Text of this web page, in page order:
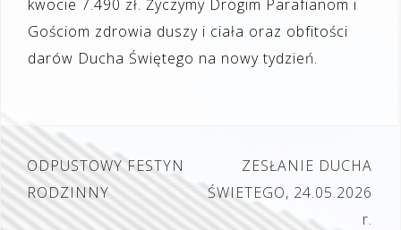
kwocie 7.490 zł. Życzymy Drogim Parafianom i
Gościom zdrowia duszy i ciała oraz obfitości
darów Ducha Świętego na nowy tydzień.
Nawigacja
wpisu
ODPUSTOWY FESTYN
RODZINNY
ZESŁANIE DUCHA
ŚWIETEGO, 24.05.2026
r.